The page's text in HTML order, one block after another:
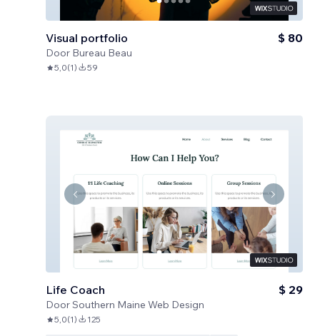
Visual portfolio
Door Bureau Beau
$ 80
5,0(1) 59
Life Coach
DoorSouthern Maine Web Design
$ 29
5,0(1) 125